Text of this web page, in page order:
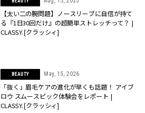
【太い二の腕問題】ノースリーブに自信が持て
る『1日30回だけ』の超簡単ストレッチって？ |
CLASSY.[クラッシィ]
BEAUTY May, 15, 2026
「抜く」眉毛ケアの進化が早くも話題！ アイブ
ロウ スムースピック体験会をレポート |
CLASSY.[クラッシィ]